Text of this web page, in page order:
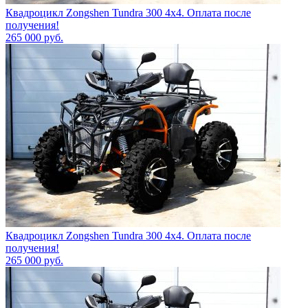
Квадроцикл Zongshen Tundra 300 4х4. Оплата после
получения!
265 000 руб.
Квадроцикл Zongshen Tundra 300 4х4. Оплата после
получения!
265 000 руб.